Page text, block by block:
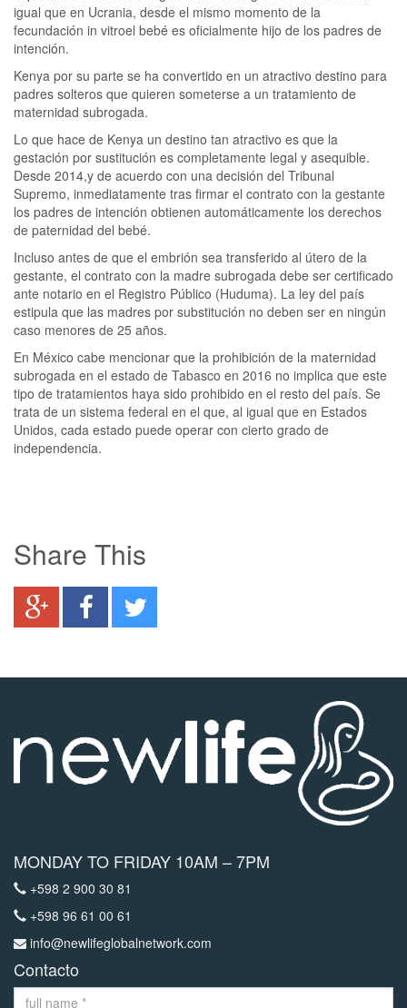
igual que en Ucrania, desde el mismo momento de la
fecundación in vitroel bebé es oficialmente hijo de los padres de
intención.
Kenya por su parte se ha convertido en un atractivo destino para
padres solteros que quieren someterse a un tratamiento de
maternidad subrogada.
Lo que hace de Kenya un destino tan atractivo es que la
gestación por sustitución es completamente legal y asequible.
Desde 2014,y de acuerdo con una decisión del Tribunal
Supremo, inmediatamente tras firmar el contrato con la gestante
los padres de intención obtienen automáticamente los derechos
de paternidad del bebé.
Incluso antes de que el embrión sea transferido al útero de la
gestante, el contrato con la madre subrogada debe ser certificado
ante notario en el Registro Público (Huduma). La ley del país
estipula que las madres por substitución no deben ser en ningún
caso menores de 25 años.
En México cabe mencionar que la prohibición de la maternidad
subrogada en el estado de Tabasco en 2016 no implica que este
tipo de tratamientos haya sido prohibido en el resto del país. Se
trata de un sistema federal en el que, al igual que en Estados
Unidos, cada estado puede operar con cierto grado de
independencia.
Share This
MONDAY TO FRIDAY 10AM – 7PM
+598 2 900 30 81
+598 96 61 00 61
info@newlifeglobalnetwork.com
Contacto